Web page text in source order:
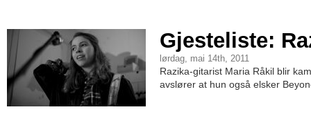
Gjesteliste:
lørdag, mai 14th, 2011
Razika-gitarist Maria Råkil blir
avslører at hun også elsker